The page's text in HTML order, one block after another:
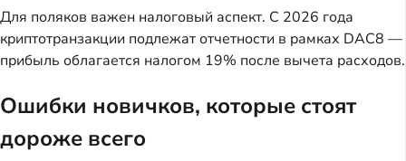
Для поляков важен налоговый аспект. С 2026 года
криптотранзакции подлежат отчетности в рамках DAC8 —
прибыль облагается налогом 19% после вычета расходов.
Ошибки новичков, которые стоят
дороже всего